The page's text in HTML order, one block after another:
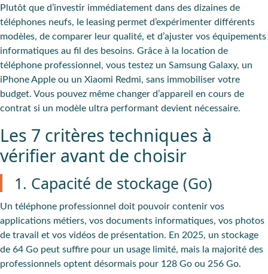
Plutôt que d’investir immédiatement dans des dizaines de
téléphones neufs, le leasing permet d’expérimenter différents
modèles, de comparer leur qualité, et d’ajuster vos équipements
informatiques au fil des besoins. Grâce à la location de
téléphone professionnel, vous testez un Samsung Galaxy, un
iPhone Apple ou un Xiaomi Redmi, sans immobiliser votre
budget. Vous pouvez même changer d’appareil en cours de
contrat si un modèle ultra performant devient nécessaire.
Les 7 critères techniques à
vérifier avant de choisir
1. Capacité de stockage (Go)
Un téléphone professionnel doit pouvoir contenir vos
applications métiers, vos documents informatiques, vos photos
de travail et vos vidéos de présentation. En 2025, un stockage
de 64 Go peut suffire pour un usage limité, mais la majorité des
professionnels optent désormais pour 128 Go ou 256 Go.